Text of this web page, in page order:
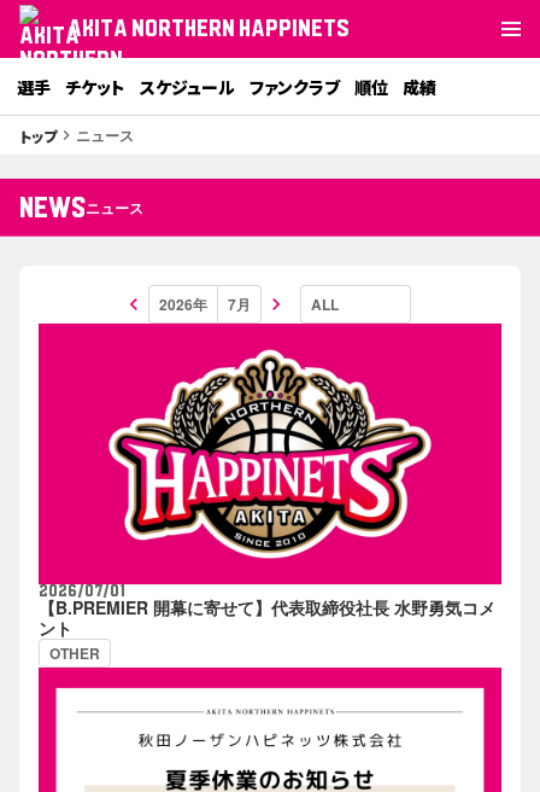
AKITA NORTHERN HAPPINETS
選手 チケット スケジュール ファンクラブ 順位 成績
トップkeyboard_arrow_right ニュース
NEWSニュース
keyboard_arrow_left keyboard_arrow_right
2026/07/01
【B.PREMIER 開幕に寄せて】代表取締役社長 水野勇気コメ
ント
OTHER